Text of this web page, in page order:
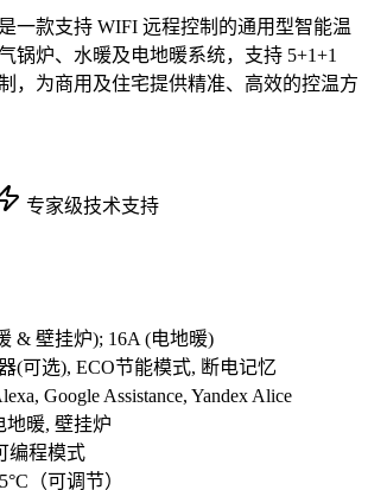
一款支持 WIFI 远程控制的通用型智能温
锅炉、水暖及电地暖系统，支持 5+1+1
，为商用及住宅提供精准、高效的控温方
专家级技术支持
& 壁挂炉); 16A (电地暖)
(可选), ECO节能模式, 断电记忆
Google Assistance, Yandex Alice
地暖, 壁挂炉
编程模式
（可调节）